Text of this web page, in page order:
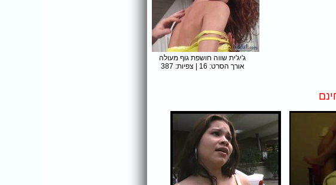
ג'יג'ית שווה חושפת גוף מעולה
אורך הסרט: 16 | צפיות: 387